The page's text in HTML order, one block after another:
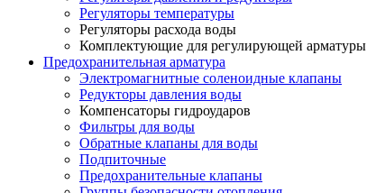
Регуляторы температуры
Регуляторы расхода воды
Комплектующие для регулирующей арматуры
Предохранительная арматура
Электромагнитные соленоидные клапаны
Редукторы давления воды
Компенсаторы гидроударов
Фильтры для воды
Обратные клапаны для воды
Подпиточные
Предохранительные клапаны